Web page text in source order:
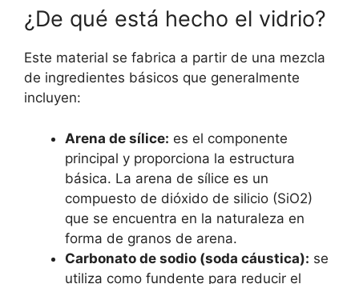
¿De qué está hecho el vidrio?
Este material se fabrica a partir de una mezcla
de ingredientes básicos que generalmente
incluyen:
Arena de sílice: es el componente
principal y proporciona la estructura
básica. La arena de sílice es un
compuesto de dióxido de silicio (SiO2)
que se encuentra en la naturaleza en
forma de granos de arena.
Carbonato de sodio (soda cáustica): se
utiliza como fundente para reducir el